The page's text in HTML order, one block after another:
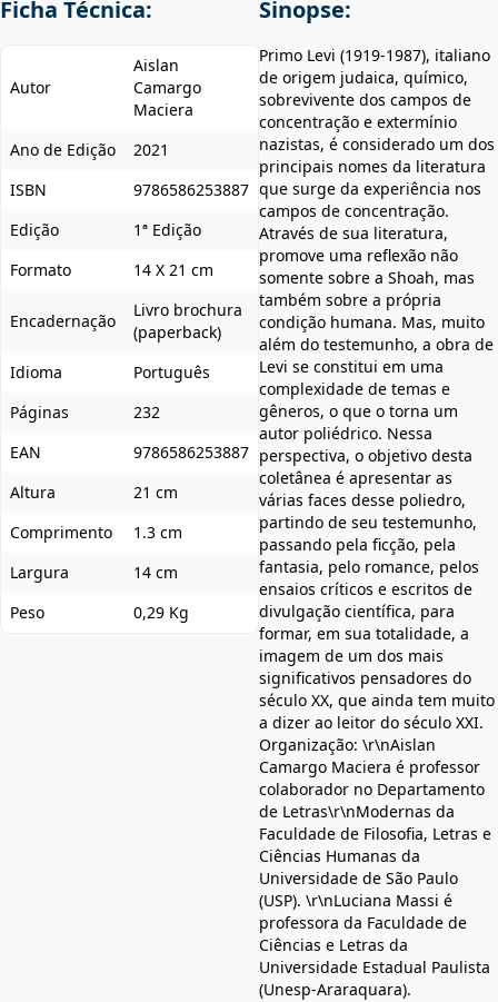
Ficha Técnica:
Autor
Aislan
Camargo
Maciera
Ano de Edição
2021
ISBN
9786586253887
Edição
1ª Edição
Formato
14 X 21 cm
Encadernação
Livro brochura
(paperback)
Idioma
Português
Páginas
232
EAN
9786586253887
Altura
21 cm
Comprimento
1.3 cm
Largura
14 cm
Peso
0,29 Kg
Sinopse:
Primo Levi (1919-1987), italiano
de origem judaica, químico,
sobrevivente dos campos de
concentração e extermínio
nazistas, é considerado um dos
principais nomes da literatura
que surge da experiência nos
campos de concentração.
Através de sua literatura,
promove uma reflexão não
somente sobre a Shoah, mas
também sobre a própria
condição humana. Mas, muito
além do testemunho, a obra de
Levi se constitui em uma
complexidade de temas e
gêneros, o que o torna um
autor poliédrico. Nessa
perspectiva, o objetivo desta
coletânea é apresentar as
várias faces desse poliedro,
partindo de seu testemunho,
passando pela ficção, pela
fantasia, pelo romance, pelos
ensaios críticos e escritos de
divulgação científica, para
formar, em sua totalidade, a
imagem de um dos mais
significativos pensadores do
século XX, que ainda tem muito
a dizer ao leitor do século XXI.
Organização: \r\nAislan
Camargo Maciera é professor
colaborador no Departamento
de Letras\r\nModernas da
Faculdade de Filosofia, Letras e
Ciências Humanas da
Universidade de São Paulo
(USP). \r\nLuciana Massi é
professora da Faculdade de
Ciências e Letras da
Universidade Estadual Paulista
(Unesp-Araraquara).